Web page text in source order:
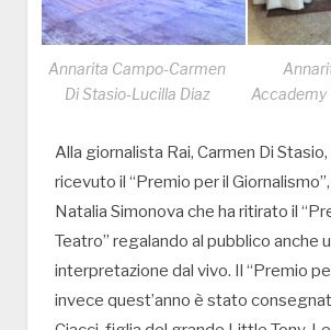
Annarita Campo-Carmen
Di Stasio-Lucilla Diaz
Accademy
Alla giornalista Rai, Carmen Di Stasio,
ricevuto il “Premio per il
Natalia Simonova che ha ritirato il
Teatro” regalando al pubblico anche
interpretazione dal vivo. Il “Premio
invece quest’anno è stato